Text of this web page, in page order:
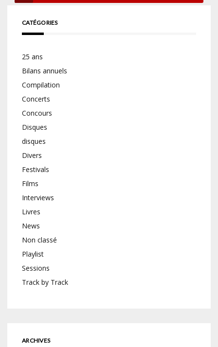
CATÉGORIES
25 ans
Bilans annuels
Compilation
Concerts
Concours
Disques
disques
Divers
Festivals
Films
Interviews
Livres
News
Non classé
Playlist
Sessions
Track by Track
ARCHIVES